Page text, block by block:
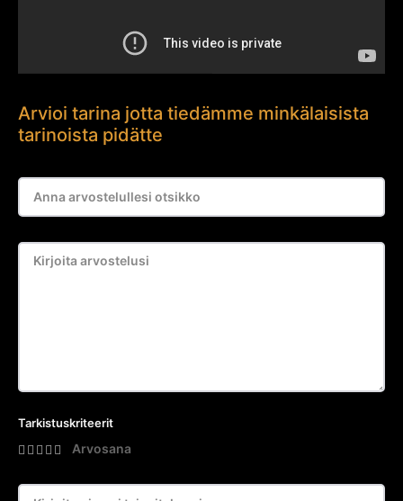
Arvioi tarina jotta tiedämme minkälaisista
tarinoista pidätte
Tarkistuskriteerit
Arvosana